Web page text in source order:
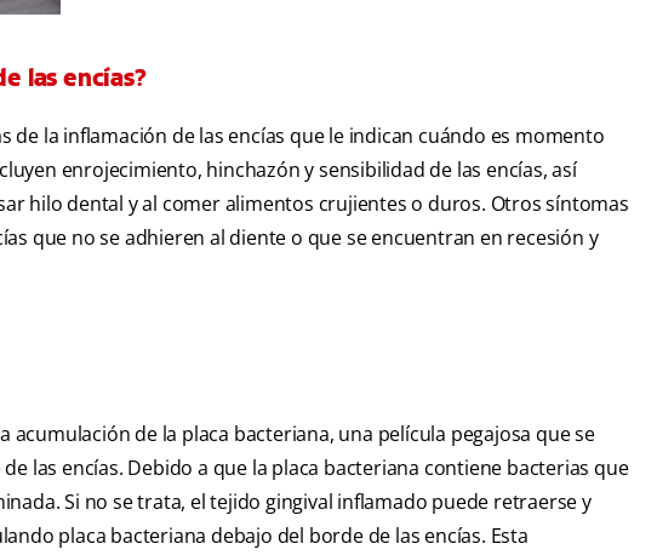
las encías?
de la inflamación de las encías que le indican cuándo es momento
enrojecimiento, hinchazón y sensibilidad de las encías, así
hilo dental y al comer alimentos crujientes o duros. Otros síntomas
que no se adhieren al diente o que se encuentran en recesión y
acumulación de la placa bacteriana, una película pegajosa que se
las encías. Debido a que la placa bacteriana contiene bacterias que
Si no se trata, el tejido gingival inflamado puede retraerse y
placa bacteriana debajo del borde de las encías. Esta